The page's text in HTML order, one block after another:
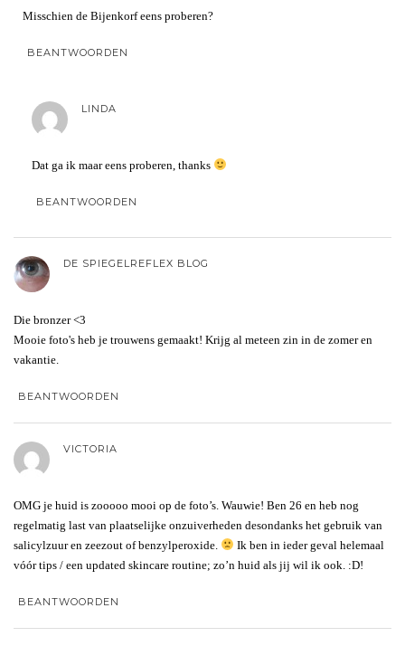
Misschien de Bijenkorf eens proberen?
BEANTWOORDEN
LINDA
Dat ga ik maar eens proberen, thanks
BEANTWOORDEN
DE SPIEGELREFLEX BLOG
Die bronzer <3
Mooie foto's heb je trouwens gemaakt! Krijg al meteen zin in de zomer en
vakantie.
BEANTWOORDEN
VICTORIA
OMG je huid is zooooo mooi op de foto’s. Wauwie! Ben 26 en heb nog
regelmatig last van plaatselijke onzuiverheden desondanks het gebruik van
salicylzuur en zeezout of benzylperoxide.
Ik ben in ieder geval helemaal
vóór tips / een updated skincare routine; zo’n huid als jij wil ik ook. :D!
BEANTWOORDEN